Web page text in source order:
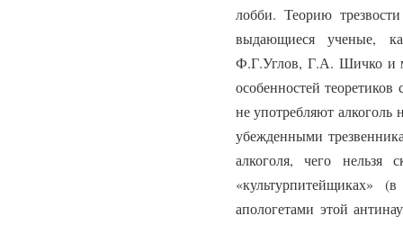
лобби. Теорию
выдающиеся ученые,
Ф.Г.Углов, Г.А. Шичко и
особенностей
не употребляют алкоголь
убежденными
алкоголя, чего нельзя
«культурпитейщиках»
апологетами этой